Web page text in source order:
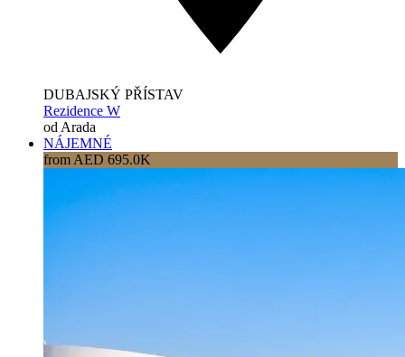
DUBAJSKÝ PŘÍSTAV
Rezidence W
od Arada
NÁJEMNÉ
from AED 695.0K